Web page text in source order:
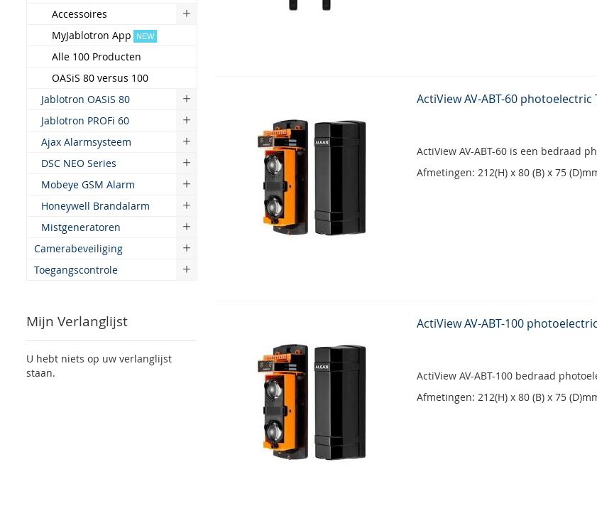
ActiView AV-ABT-60 photoelectric
ActiView AV-ABT-60 is een bedraad
Afmetingen: 212(H) x 80 (B) x 75
ActiView AV-ABT-100
ActiView AV-ABT-100 bedraad
Afmetingen: 212(H) x 80 (B) x 75
Accessoires
MyJablotron App
NEW
Alle 100 Producten
OASiS 80 versus 100
Jablotron OASiS 80
Jablotron PROFi 60
Ajax Alarmsysteem
DSC NEO Series
Mobeye GSM Alarm
Honeywell Brandalarm
Mistgeneratoren
Camerabeveiliging
Toegangscontrole
Mijn Verlanglijst
U hebt niets op uw verlanglijst
staan.